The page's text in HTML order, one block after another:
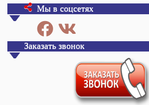
Мы в соцсетях
Заказать звонок